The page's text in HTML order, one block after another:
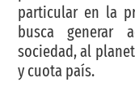
particular en la
busca generar
sociedad, al
y cuota país.